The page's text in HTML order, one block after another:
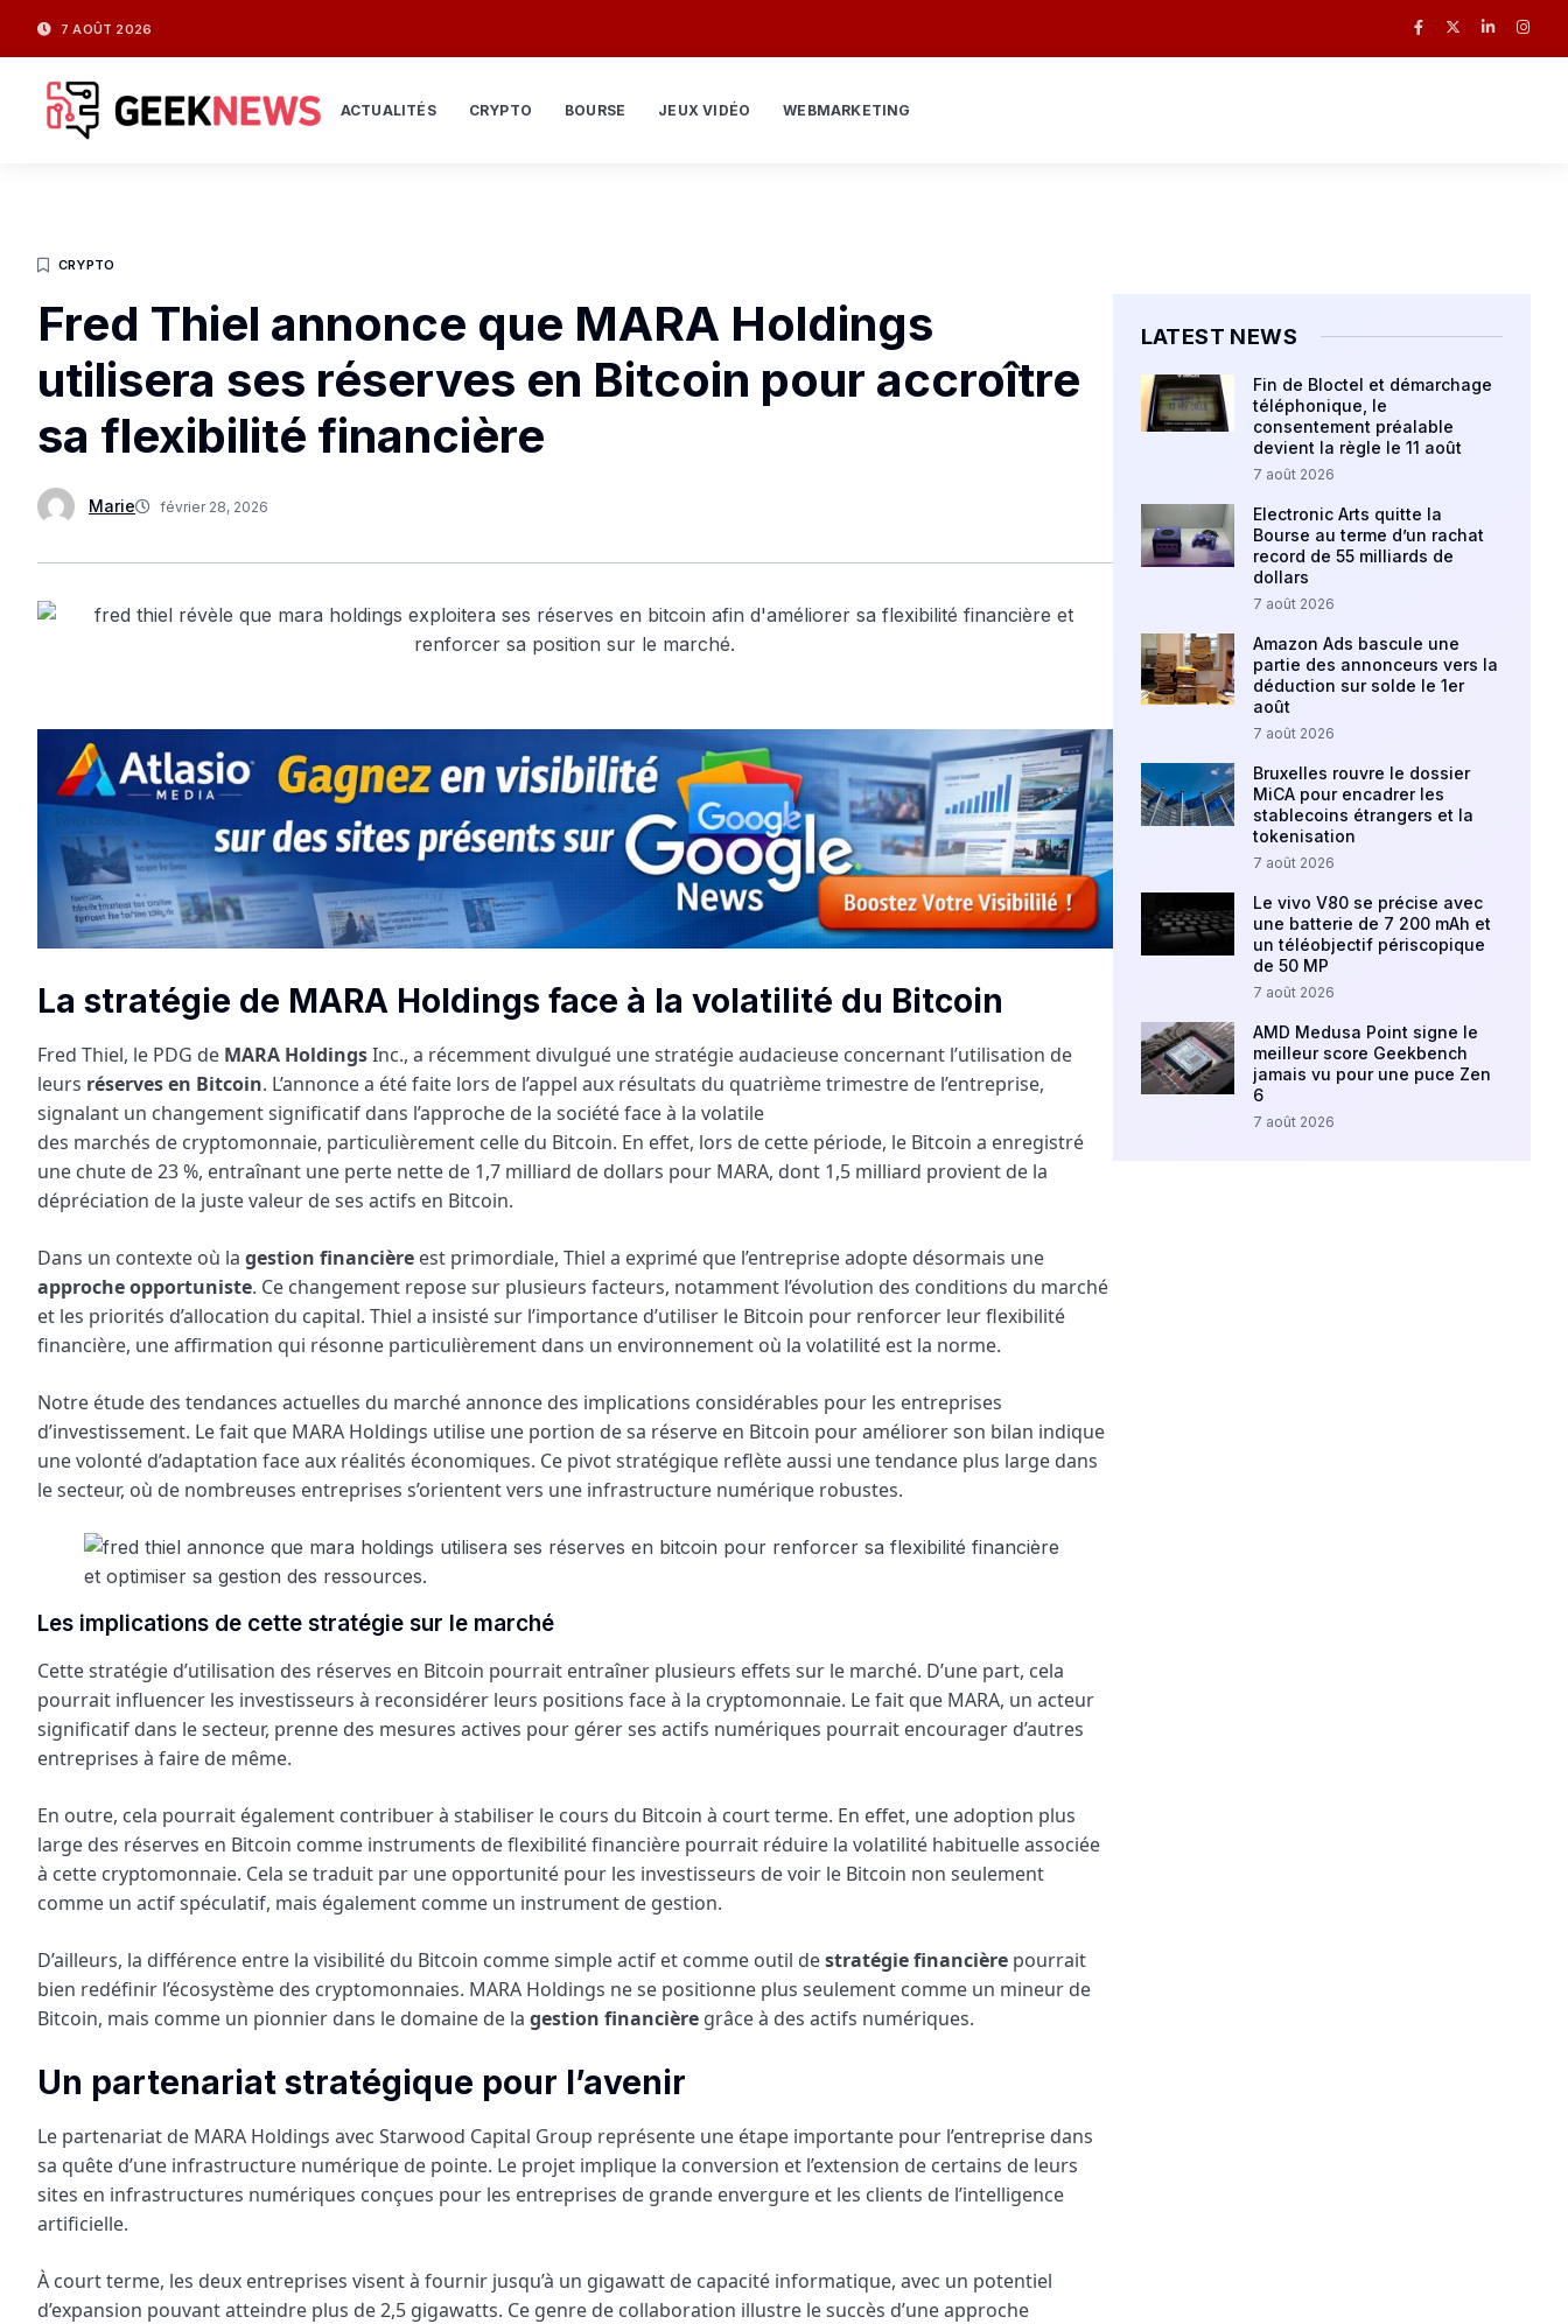
7 AOÛT 2026
ACTUALITÉS CRYPTO BOURSE JEUX VIDÉO WEBMARKETING
CRYPTO
Fred Thiel annonce que MARA Holdings
utilisera ses réserves en Bitcoin pour accroître
sa flexibilité financière
Marie février 28, 2026
La stratégie de MARA Holdings face à la volatilité du Bitcoin
Fred Thiel, le PDG de MARA HoldingsInc., a récemment divulgué une stratégie audacieuse concernant l’utilisation de
leurs réserves en Bitcoin. L’annonce a été faite lors de l’appel aux résultats du quatrième trimestre de l’entreprise,
signalant un changement significatif dans l’approche de la société face à la volatile
des marchés de cryptomonnaie, particulièrement celle du Bitcoin. En effet, lors de cette période, le Bitcoin a enregistré
une chute de 23 %, entraînant une perte nette de 1,7 milliard de dollars pour MARA, dont 1,5 milliard provient de la
dépréciation de la juste valeur de ses actifs en Bitcoin.
Dans un contexte où la gestion financière est primordiale, Thiel a exprimé que l’entreprise adopte désormais une
approche opportuniste. Ce changement repose sur plusieurs facteurs, notamment l’évolution des conditions du marché
et les priorités d’allocation du capital. Thiel a insisté sur l’importance d’utiliser le Bitcoin pour renforcer leur flexibilité
financière, une affirmation qui résonne particulièrement dans un environnement où la volatilité est la norme.
Notre étude des tendances actuelles du marché annonce des implications considérables pour les entreprises
d’investissement. Le fait que MARA Holdings utilise une portion de sa réserve en Bitcoin pour améliorer son bilan indique
une volonté d’adaptation face aux réalités économiques. Ce pivot stratégique reflète aussi une tendance plus large dans
le secteur, où de nombreuses entreprises s’orientent vers une infrastructure numérique robustes.
Les implications de cette stratégie sur le marché
Cette stratégie d’utilisation des réserves en Bitcoin pourrait entraîner plusieurs effets sur le marché. D’une part, cela
pourrait influencer les investisseurs à reconsidérer leurs positions face à la cryptomonnaie. Le fait que MARA, un acteur
significatif dans le secteur, prenne des mesures actives pour gérer ses actifs numériques pourrait encourager d’autres
entreprises à faire de même.
En outre, cela pourrait également contribuer à stabiliser le cours du Bitcoin à court terme. En effet, une adoption plus
large des réserves en Bitcoin comme instruments de flexibilité financière pourrait réduire la volatilité habituelle associée
à cette cryptomonnaie. Cela se traduit par une opportunité pour les investisseurs de voir le Bitcoin non seulement
comme un actif spéculatif, mais également comme un instrument de gestion.
D’ailleurs, la différence entre la visibilité du Bitcoin comme simple actif et comme outil destratégie financière pourrait
bien redéfinir l’écosystème des cryptomonnaies. MARA Holdings ne se positionne plus seulement comme un mineur de
Bitcoin, mais comme un pionnier dans le domaine de la gestion financière grâce à des actifs numériques.
Un partenariat stratégique pour l’avenir
Le partenariat de MARA Holdings avec Starwood Capital Group représente une étape importante pour l’entreprise dans
sa quête d’une infrastructure numérique de pointe. Le projet implique la conversion et l’extension de certains de leurs
sites en infrastructures numériques conçues pour les entreprises de grande envergure et les clients de l’intelligence
artificielle.
À court terme, les deux entreprises visent à fournir jusqu’à un gigawatt de capacité informatique, avec un potentiel
d’expansion pouvant atteindre plus de 2,5 gigawatts. Ce genre de collaboration illustre le succès d’une approche
LATEST NEWS
Fin de Bloctel et démarchage
téléphonique, le
consentement préalable
devient la règle le 11 août
7 août 2026
Electronic Arts quitte la
Bourse au terme d’un rachat
record de 55 milliards de
dollars
7 août 2026
Amazon Ads bascule une
partie des annonceurs vers la
déduction sur solde le 1er
août
7 août 2026
Bruxelles rouvre le dossier
MiCA pour encadrer les
stablecoins étrangers et la
tokenisation
7 août 2026
Le vivo V80 se précise avec
une batterie de 7 200 mAh et
un téléobjectif périscopique
de 50 MP
7 août 2026
AMD Medusa Point signe le
meilleur score Geekbench
jamais vu pour une puce Zen
6
7 août 2026